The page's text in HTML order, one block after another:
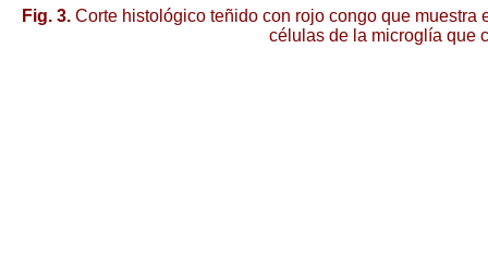
Fig. 3.Corte histológico teñido con rojo congo que muestra
células de la microglía que